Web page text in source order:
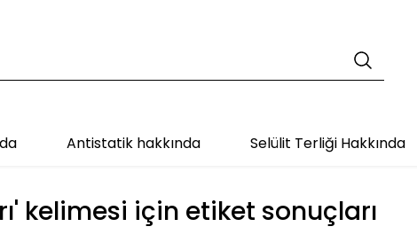
Antistatik hakkında Selülit Terliği Hakkında
kelimesi için etiket sonuçları